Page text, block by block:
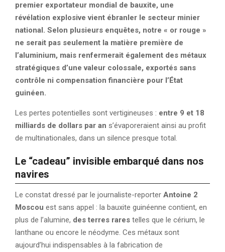
premier exportateur mondial de bauxite, une
révélation explosive vient ébranler le secteur minier
national. Selon plusieurs enquêtes, notre « or rouge »
ne serait pas seulement la matière première de
l’aluminium, mais renfermerait également des métaux
stratégiques d’une valeur colossale, exportés sans
contrôle ni compensation financière pour l’État
guinéen.
Les pertes potentielles sont vertigineuses : entre 9 et 18
milliards de dollars par an s’évaporeraient ainsi au profit
de multinationales, dans un silence presque total.
Le “cadeau” invisible embarqué dans nos
navires
Le constat dressé par le journaliste-reporter Antoine 2
Moscou est sans appel : la bauxite guinéenne contient, en
plus de l’alumine, des terres rares telles que le cérium, le
lanthane ou encore le néodyme. Ces métaux sont
aujourd’hui indispensables à la fabrication de